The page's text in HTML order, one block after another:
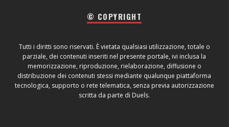
© COPYRIGHT
Tutti i diritti sono riservati. È vietata qualsiasi utilizzazione, totale o
parziale, dei contenuti inseriti nel presente portale, ivi inclusa la
memorizzazione, riproduzione, rielaborazione, diffusione o
distribuzione dei contenuti stessi mediante qualunque piattaforma
tecnologica, supporto o rete telematica, senza previa autorizzazione
scritta da parte di Duels.